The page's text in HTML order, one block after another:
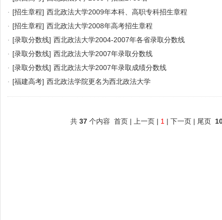
· [招生章程] 西北政法大学2009年本科、高职专科招生章程
· [招生章程] 西北政法大学2008年高考招生章程
· [录取分数线] 西北政法大学2004-2007年各省录取分数线
· [录取分数线] 西北政法大学2007年录取分数线
· [录取分数线] 西北政法大学2007年录取成绩分数线
· [福建高考] 西北政法学院更名为西北政法大学
共 37 个内容 首页 | 上一页 | 1 | 下一页 | 尾页